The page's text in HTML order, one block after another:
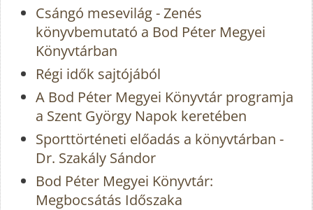
Csángó mesevilág - Zenés
könyvbemutató a Bod Péter Megyei
Könyvtárban
Régi idők sajtójából
A Bod Péter Megyei Könyvtár programja
a Szent György Napok keretében
Sporttörténeti előadás a könyvtárban -
Dr. Szakály Sándor
Bod Péter Megyei Könyvtár:
Megbocsátás Időszaka